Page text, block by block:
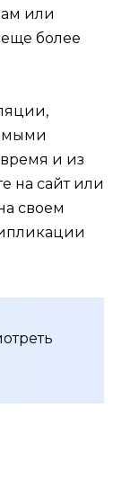
или
более
и из
на сайт или
своем